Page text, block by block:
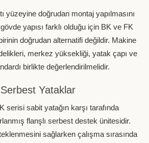
yüzeyine doğrudan montaj yapılmasını
yapısı farklı olduğu için BK ve FK
doğrudan alternatifi değildir. Makine
merkez yüksekliği, yatak çapı ve
birlikte değerlendirilmelidir.
Yataklar
serisi sabit yatağın karşı tarafında
flanşlı serbest destek ünitesidir.
sağlarken çalışma sırasında